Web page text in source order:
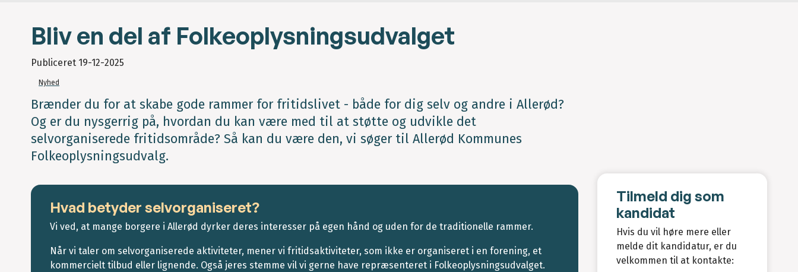
Bliv en del af Folkeoplysningsudvalget
Publiceret 19-12-2025
Nyhed
Brænder du for at skabe gode rammer for fritidslivet - både for dig selv og andre i Allerød?
Og er du nysgerrig på, hvordan du kan være med til at støtte og udvikle det
selvorganiserede fritidsområde? Så kan du være den, vi søger til Allerød Kommunes
Folkeoplysningsudvalg.
Hvad betyder selvorganiseret?
Vi ved, at mange borgere i Allerød dyrker deres interesser på egen hånd og uden for de traditionelle rammer.
Når vi taler om selvorganiserede aktiviteter, mener vi fritidsaktiviteter, som ikke er organiseret i en forening, et
kommercielt tilbud eller lignende. Også jeres stemme vil vi gerne have repræsenteret i Folkeoplysningsudvalget.
Tilmeld dig som
kandidat
Hvis du vil høre mere eller
melde dit kandidatur, er du
velkommen til at kontakte: